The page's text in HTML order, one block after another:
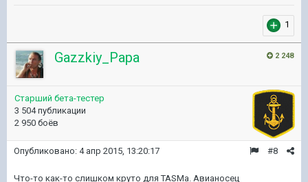
1
2 248
Gazzkiy_Papa
Старший бета-тестер
3 504 публикации
2 950 боёв
#8
Опубликовано: 4 апр 2015, 13:20:17
Что-то как-то слишком круто для TASMа. Авианосец